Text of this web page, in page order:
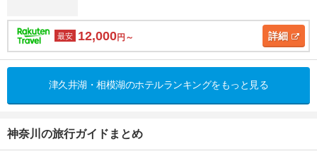
最安 12,000円～ 詳細
津久井湖・相模湖のホテルランキングをもっと見る
神奈川の旅行ガイドまとめ